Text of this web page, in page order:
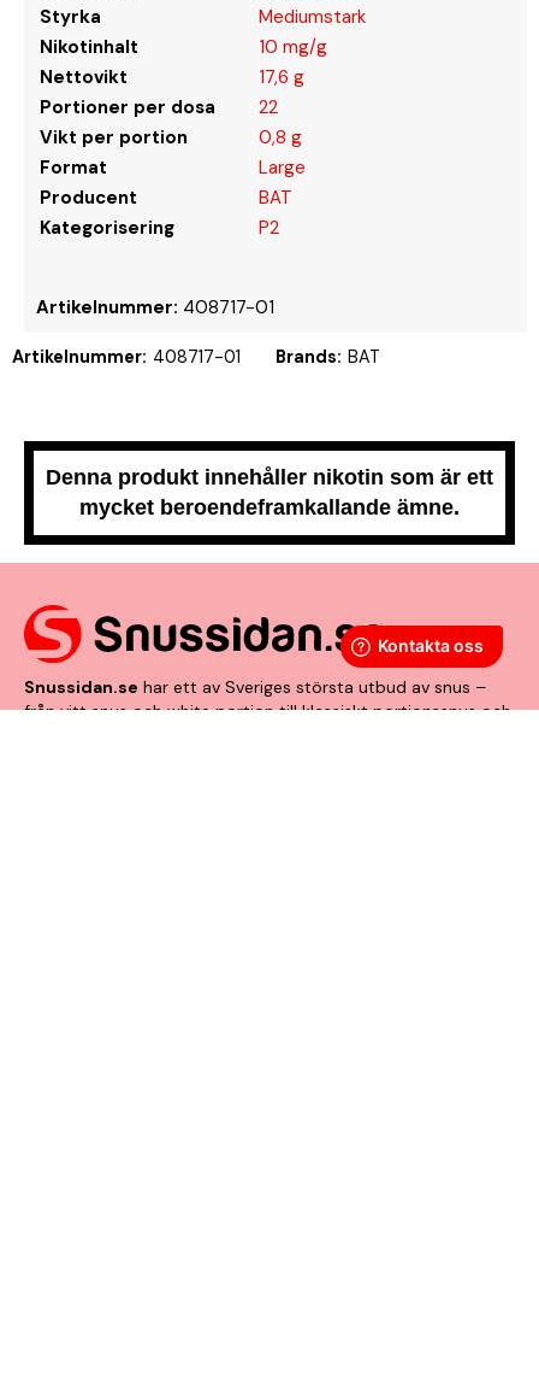
Styrka
Mediumstark
Nikotinhalt
10 mg/g
Nettovikt
17,6 g
Portioner per dosa
22
Vikt per portion
0,8 g
Format
Large
Producent
BAT
Kategorisering
P2
Artikelnummer: 408717-01
Artikelnummer: 408717-01 Brands: BAT
Denna produkt innehåller nikotin som är ett
mycket beroendeframkallande ämne.
Snussidan.se har ett av Sveriges största utbud av snus –
från vitt snus och white portion till klassiskt portionssnus och